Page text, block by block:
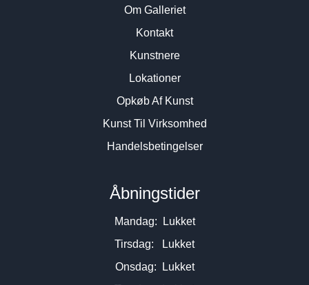
Om Galleriet
Kontakt
Kunstnere
Lokationer
Opkøb Af Kunst
Kunst Til Virksomhed
Handelsbetingelser
Åbningstider
Mandag: Lukket
Tirsdag: Lukket
Onsdag: Lukket